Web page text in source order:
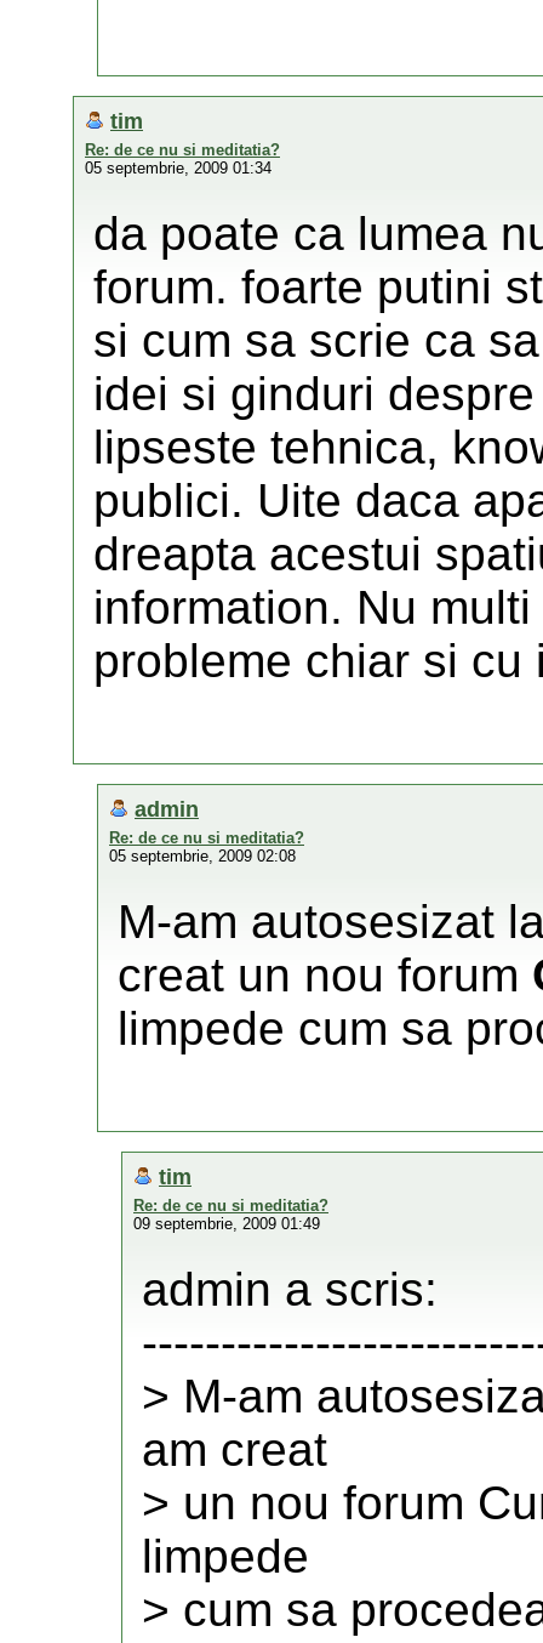
tim
Re: de ce nu si meditatia?
05 septembrie, 2009 01:34
da poate ca lumea
forum. foarte putini
si cum sa scrie ca
idei si ginduri
lipseste tehnica,
publici. Uite daca
dreapta acestui
information. Nu
probleme chiar si
admin
Re: de ce nu si meditatia?
05 septembrie, 2009 02:08
M-am autosesizat
creat un nou forum
limpede cum sa
tim
Re: de ce nu si meditatia?
09 septembrie, 2009 01:49
admin a scris:
> M-am
am creat
> un nou forum
limpede
> cum sa